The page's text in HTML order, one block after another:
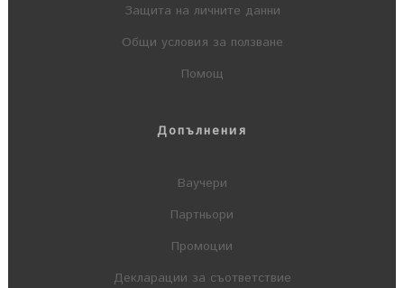
Защита на личните данни
Общи условия за ползване
Помощ
Допълнения
Ваучери
Партньори
Промоции
Декларации за съответствие